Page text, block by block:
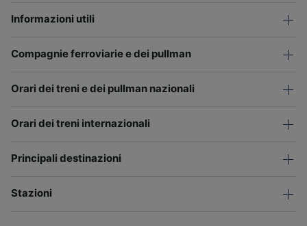
Informazioni utili
Compagnie ferroviarie e dei pullman
Orari dei treni e dei pullman nazionali
Orari dei treni internazionali
Principali destinazioni
Stazioni